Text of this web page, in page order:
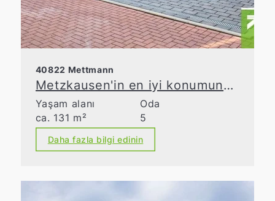
40822 Mettmann
Metzkausen'in en iyi konumunda, geniş odalara sahip özel ikiz ev
Yaşam alanı
ca. 131 m²
Oda
5
Daha fazla bilgi edinin